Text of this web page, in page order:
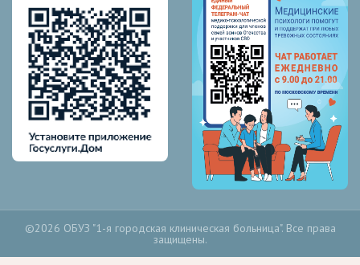
©2026 ОБУЗ "1-я городская клиническая больница". Все права
защищены.